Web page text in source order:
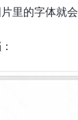
里的字体就